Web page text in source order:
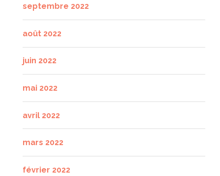
septembre 2022
août 2022
juin 2022
mai 2022
avril 2022
mars 2022
février 2022